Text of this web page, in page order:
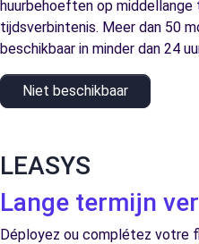
huurbehoeften op middellange
tijdsverbintenis. Meer dan 50
beschikbaar in minder dan 24
Niet beschikbaar
LEASYS
Lange termijn
Déployez ou complétez votre